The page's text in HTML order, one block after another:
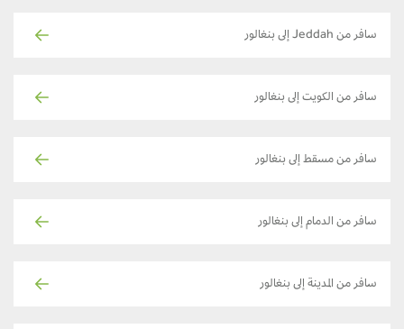
سافر من Jeddah إلى بنغالور
سافر من الكويت إلى بنغالور
سافر من مسقط إلى بنغالور
سافر من الدمام إلى بنغالور
سافر من المدينة إلى بنغالور